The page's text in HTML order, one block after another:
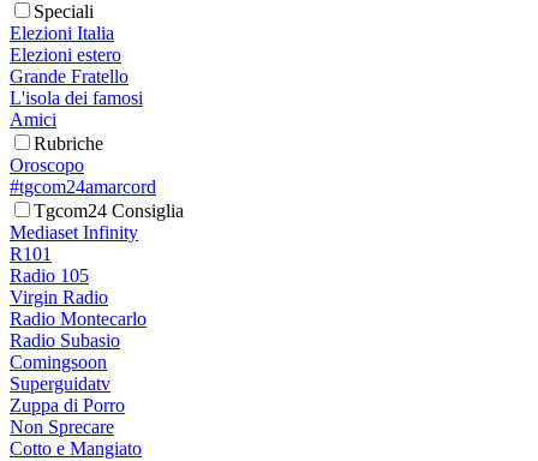
Speciali
Elezioni Italia
Elezioni estero
Grande Fratello
L'isola dei famosi
Amici
Rubriche
Oroscopo
#tgcom24amarcord
Tgcom24 Consiglia
Mediaset Infinity
R101
Radio 105
Virgin Radio
Radio Montecarlo
Radio Subasio
Comingsoon
Superguidatv
Zuppa di Porro
Non Sprecare
Cotto e Mangiato